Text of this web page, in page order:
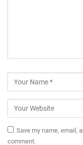
Save my name, email,
comment.